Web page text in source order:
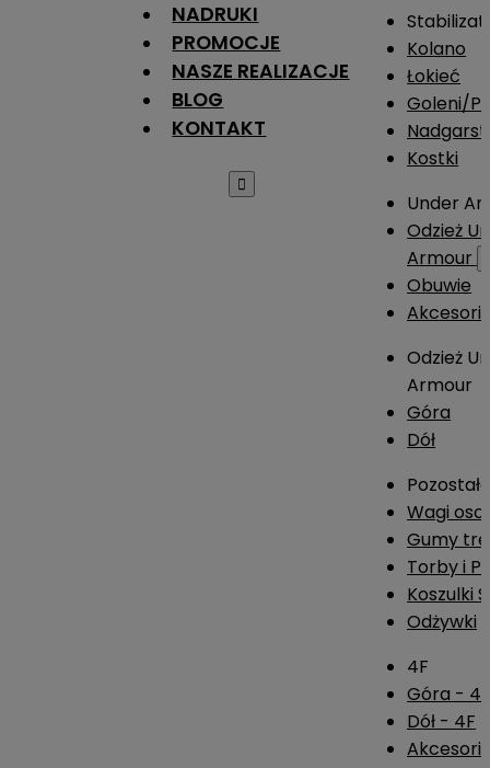
NADRUKI
PROMOCJE
NASZE REALIZACJE
BLOG
KONTAKT

Kolano
Łokieć
Goleni/
Kostki
Under
Odzież
Armour
Obuwie
Odzież
Armour
Góra
Dół
Wagi
Gumy
Torby i
Koszulki
Odżywki
4F
Góra -
Dół - 4F